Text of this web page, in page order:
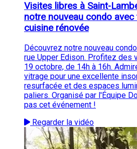
Visites libres à Saint-
notre nouveau condo
cuisine rénovée
Découvrez notre nouveau
rue Upper Edison. Profitez des
19 octobre, de 14h à 16h.
vitrage pour une excellente
resurfacée et des espaces
paliers. Organisé par l'Équipe
pas cet événement !
Regarder la vidéo